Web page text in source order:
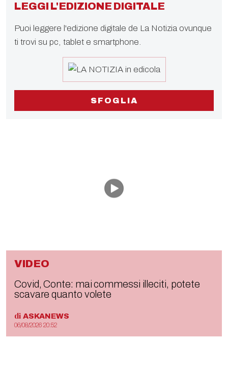
LEGGI L'EDIZIONE DIGITALE
Puoi leggere l'edizione digitale de La Notizia ovunque
ti trovi su pc, tablet e smartphone.
SFOGLIA
VIDEO
Covid, Conte: mai commessi illeciti, potete
scavare quanto volete
di ASKANEWS
06/08/2026 20:52